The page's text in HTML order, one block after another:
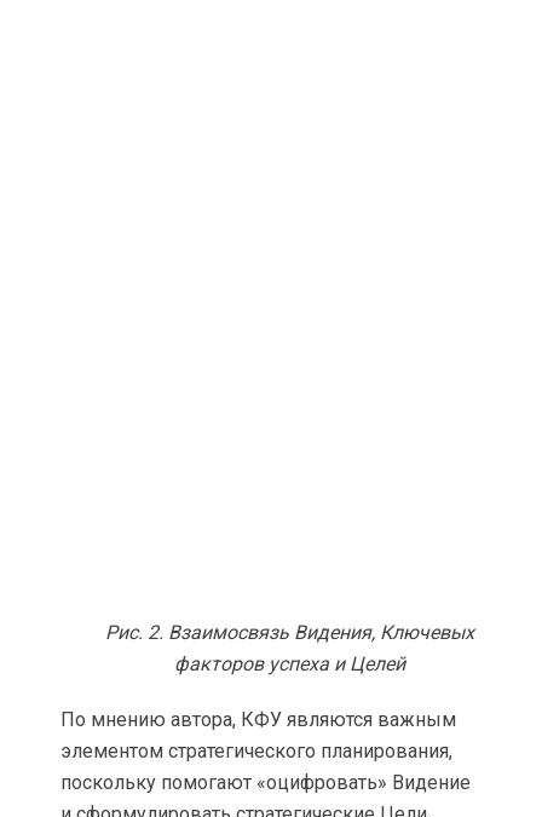
Рис. 2. Взаимосвязь Видения, Ключевых
факторов успеха и Целей
По мнению автора, КФУ являются важным
элементом стратегического планирования,
поскольку помогают «оцифровать» Видение